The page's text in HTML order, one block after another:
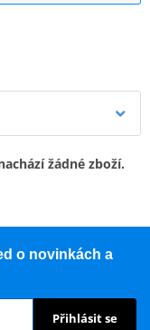
žádné zboží.
o novinkách a
Přihlásit se